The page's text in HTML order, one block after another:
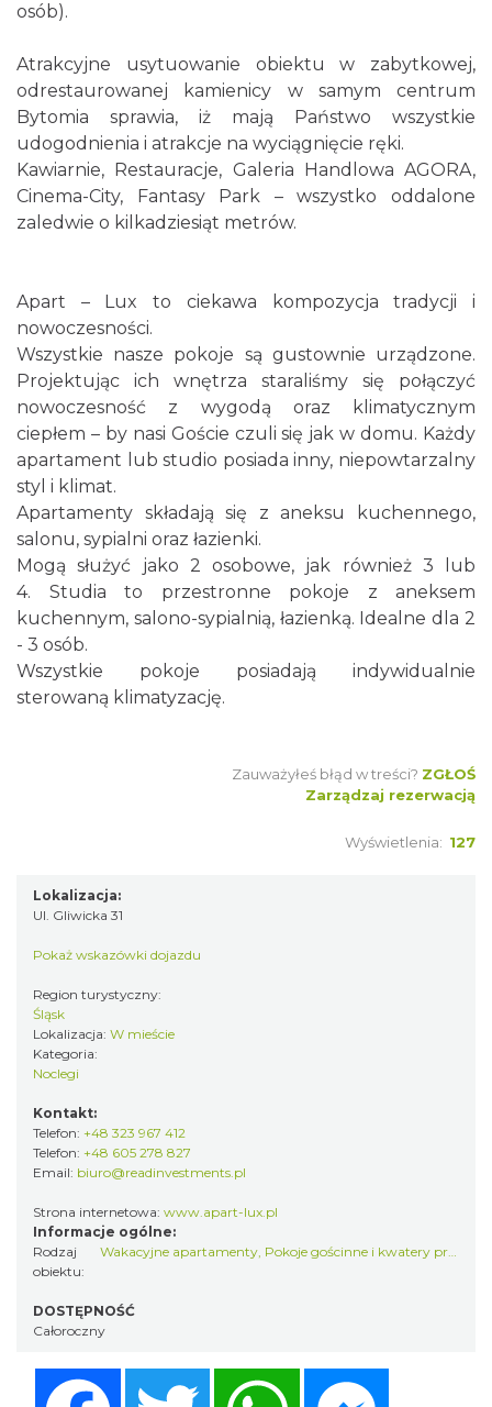
osób).
Atrakcyjne usytuowanie obiektu w zabytkowej,
odrestaurowanej kamienicy w samym centrum
Bytomia sprawia, iż mają Państwo wszystkie
udogodnienia i atrakcje na wyciągnięcie ręki.
Kawiarnie, Restauracje, Galeria Handlowa AGORA,
Cinema-City, Fantasy Park – wszystko oddalone
zaledwie o kilkadziesiąt metrów.
Apart – Lux to ciekawa kompozycja tradycji i
nowoczesności.
Wszystkie nasze pokoje są gustownie urządzone.
Projektując ich wnętrza staraliśmy się połączyć
nowoczesność z wygodą oraz klimatycznym
ciepłem – by nasi Goście czuli się jak w domu. Każdy
apartament lub studio posiada inny, niepowtarzalny
styl i klimat.
Apartamenty składają się z aneksu kuchennego,
salonu, sypialni oraz łazienki.
Mogą służyć jako 2 osobowe, jak również 3 lub
4. Studia to przestronne pokoje z aneksem
kuchennym, salono-sypialnią, łazienką. Idealne dla 2
- 3 osób.
Wszystkie pokoje posiadają indywidualnie
sterowaną klimatyzację.
Zauważyłeś błąd w treści? ZGŁOŚ
Zarządzaj rezerwacją
Wyświetlenia: 127
Lokalizacja:
Ul. Gliwicka 31
Pokaż wskazówki dojazdu
Region turystyczny:
Śląsk
Lokalizacja: W mieście
Kategoria:
Noclegi
Kontakt:
Telefon: +48 323 967 412
Telefon: +48 605 278 827
Email: biuro@readinvestments.pl
Strona internetowa: www.apart-lux.pl
Informacje ogólne:
Rodzaj
obiektu:
Wakacyjne apartamenty, Pokoje gościnne i kwatery prywatne
DOSTĘPNOŚĆ
Całoroczny
Twitter WhatsApp